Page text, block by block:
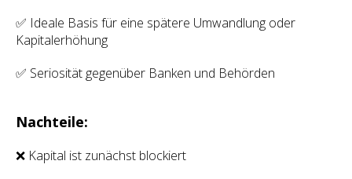
✅ Ideale Basis für eine spätere Umwandlung oder
Kapitalerhöhung
✅ Seriosität gegenüber Banken und Behörden
Nachteile:
❌ Kapital ist zunächst blockiert